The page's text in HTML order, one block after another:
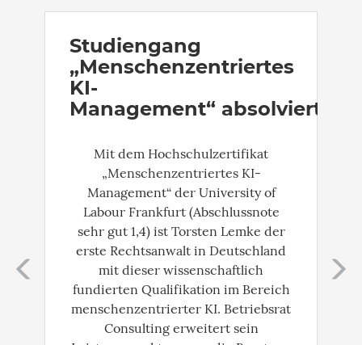
Studiengang
„Menschenzentriertes
KI-
Management“ absolviert
Mit dem Hochschulzertifikat
„Menschenzentriertes KI-
Management“ der University of
Labour Frankfurt (Abschlussnote
sehr gut 1,4) ist Torsten Lemke der
erste Rechtsanwalt in Deutschland
mit dieser wissenschaftlich
fundierten Qualifikation im Bereich
menschenzentrierter KI. Betriebsrat
Consulting erweitert sein
Zurück